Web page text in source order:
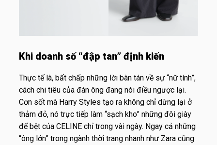
Khi doanh số “đập tan” định kiến
Thực tế là, bất chấp những lời bàn tán về sự “nữ tính”,
cách chi tiêu của đàn ông đang nói điều ngược lại.
Cơn sốt mà Harry Styles tạo ra không chỉ dừng lại ở
thảm đỏ, nó trực tiếp làm “sạch kho” những đôi giày
đế bệt của CELINE chỉ trong vài ngày. Ngay cả những
“ông lớn” trong ngành thời trang nhanh như Zara cũng